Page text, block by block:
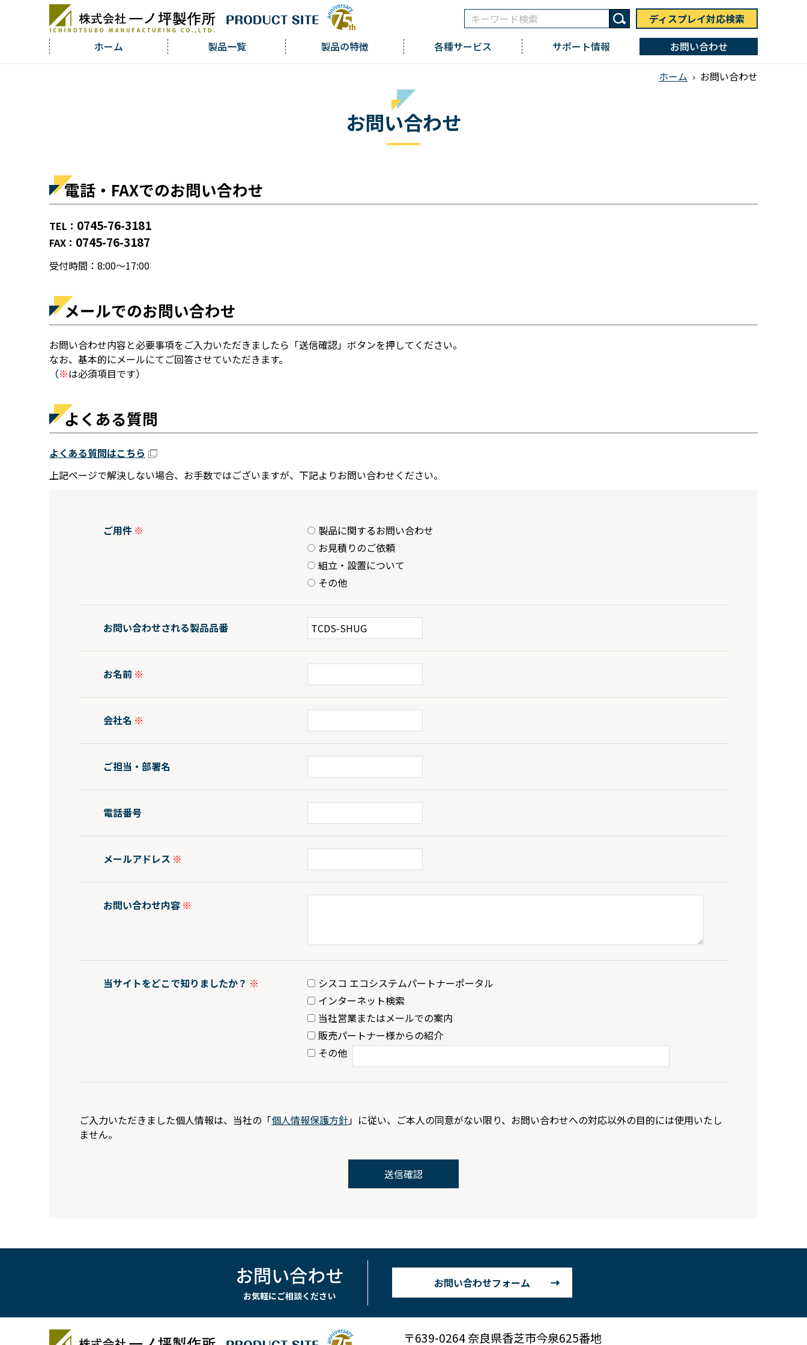
ディスプレイ対応検索
ホーム
製品一覧 製品の特徴 各種サービス サポート情報 お問い合わせ
ホーム › お問い合わせ
お問い合わせ
電話・FAXでのお問い合わせ
TEL： 0745-76-3181
FAX： 0745-76-3187
受付時間：8:00～17:00
メールでのお問い合わせ
お問い合わせ内容と必要事項をご入力いただきましたら「送信確認」ボタンを押してください。
なお、基本的にメールにてご回答させていただきます。
（※は必須項目です）
よくある質問
よくある質問はこちら
上記ページで解決しない場合、お手数ではございますが、下記よりお問い合わせください。
ご用件
製品に関するお問い合わせ
お見積りのご依頼
組立・設置について
その他
お問い合わせされる製品品番
お名前
会社名
ご担当・部署名
電話番号
メールアドレス
お問い合わせ内容
当サイトをどこで知りましたか？
シスコ エコシステムパートナーポータル
インターネット検索
当社営業またはメールでの案内
販売パートナー様からの紹介
その他
ご入力いただきました個人情報は、当社の「個人情報保護方針」に従い、ご本人の同意がない限り、お問い合わせへの対応以外の目的には使用いたし
ません。
お問い合わせ
お気軽にご相談ください
お問い合わせフォーム
〒639-0264 奈良県香芝市今泉625番地